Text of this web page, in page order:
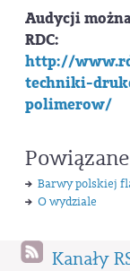
Audycji
RDC:
http://
techniki-
polimerow/
Barwy polskiej
O wydziale
Kanały